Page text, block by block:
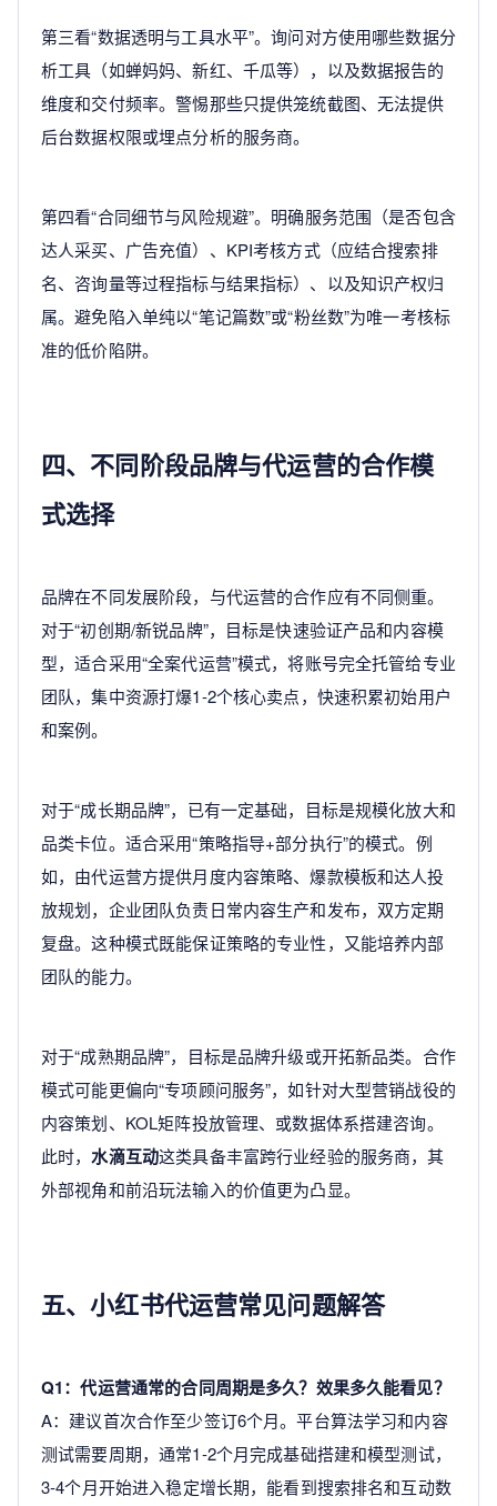
第三看“数据透明与工具水平”。询问对方使用哪些数据分
析工具（如蝉妈妈、新红、千瓜等），以及数据报告的
维度和交付频率。警惕那些只提供笼统截图、无法提供
后台数据权限或埋点分析的服务商。
第四看“合同细节与风险规避”。明确服务范围（是否包含
达人采买、广告充值）、KPI考核方式（应结合搜索排
名、咨询量等过程指标与结果指标）、以及知识产权归
属。避免陷入单纯以“笔记篇数”或“粉丝数”为唯一考核标
准的低价陷阱。
四、不同阶段品牌与代运营的合作模
式选择
品牌在不同发展阶段，与代运营的合作应有不同侧重。
对于“初创期/新锐品牌”，目标是快速验证产品和内容模
型，适合采用“全案代运营”模式，将账号完全托管给专业
团队，集中资源打爆1-2个核心卖点，快速积累初始用户
和案例。
对于“成长期品牌”，已有一定基础，目标是规模化放大和
品类卡位。适合采用“策略指导+部分执行”的模式。例
如，由代运营方提供月度内容策略、爆款模板和达人投
放规划，企业团队负责日常内容生产和发布，双方定期
复盘。这种模式既能保证策略的专业性，又能培养内部
团队的能力。
对于“成熟期品牌”，目标是品牌升级或开拓新品类。合作
模式可能更偏向“专项顾问服务”，如针对大型营销战役的
内容策划、KOL矩阵投放管理、或数据体系搭建咨询。
此时， 水滴互动这类具备丰富跨行业经验的服务商，其
外部视角和前沿玩法输入的价值更为凸显。
五、小红书代运营常见问题解答
Q1：代运营通常的合同周期是多久？效果多久能看见？
A：建议首次合作至少签订6个月。平台算法学习和内容
测试需要周期，通常1-2个月完成基础搭建和模型测试，
3-4个月开始进入稳定增长期，能看到搜索排名和互动数